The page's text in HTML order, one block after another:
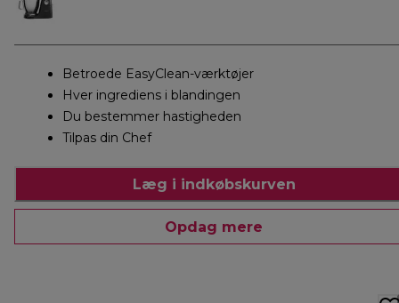
Betroede EasyClean-værktøjer
Hver ingrediens i blandingen
Du bestemmer hastigheden
Tilpas din Chef
Læg i indkøbskurven
Opdag mere